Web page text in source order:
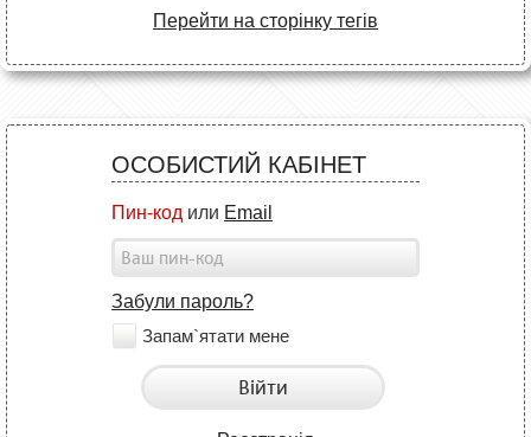
Перейти на сторінку тегів
ОСОБИСТИЙ КАБІНЕТ
Пин-код или Email
Забули пароль?
Запам`ятати мене
Війти